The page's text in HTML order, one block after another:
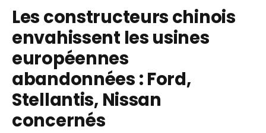
Les constructeurs chinois
envahissent les usines
européennes
abandonnées : Ford,
Stellantis, Nissan
concernés